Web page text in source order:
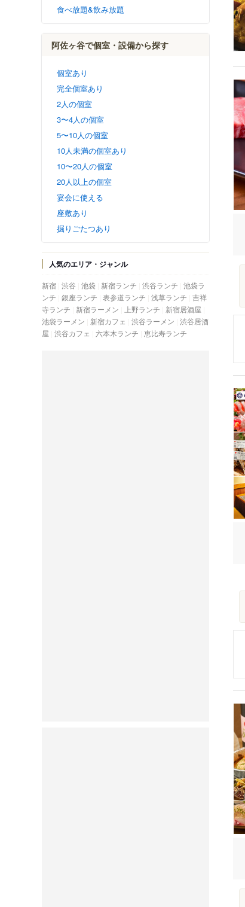
食べ放題&飲み放題
阿佐ヶ谷で個室・設備から探す
個室あり
完全個室あり
2人の個室
3〜4人の個室
5〜10人の個室
10人未満の個室あり
10〜20人の個室
20人以上の個室
宴会に使える
座敷あり
掘りごたつあり
人気のエリア・ジャンル
新宿 渋谷 池袋 新宿ランチ 渋谷ランチ 池袋ラ
ンチ 銀座ランチ 表参道ランチ 浅草ランチ 吉祥
寺ランチ
新宿ラーメン 上野ランチ
新宿居酒屋
池袋ラーメン
新宿カフェ 渋谷ラーメン 渋谷居酒
屋 渋谷カフェ 六本木ランチ 恵比寿ランチ